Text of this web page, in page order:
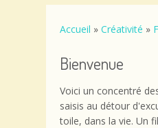
Accueil » Créativité »
Bienvenue
Voici un concentré
saisis au détour
toile, dans la vie. Un